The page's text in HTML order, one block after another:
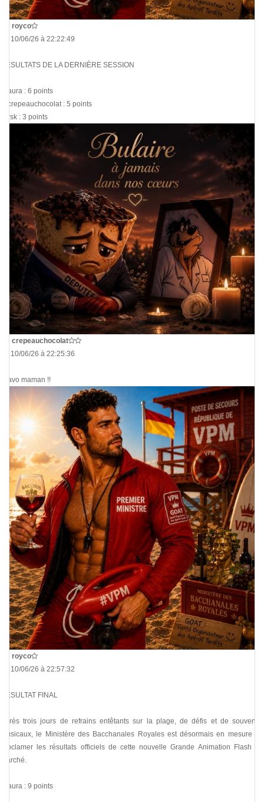
royco
Le 10/06/26 à 22:22:49
RÉSULTATS DE LA DERNIÈRE SESSION
@aura : 6 points
@crepeauchocolat : 5 points
@rsk : 3 points
crepeauchocolat
Le 10/06/26 à 22:25:36
Bravo maman !!
royco
Le 10/06/26 à 22:57:32
RÉSULTAT FINAL
Après trois jours de refrains entêtants sur la plage, de défis et de souvenirs
musicaux, le Ministère des Bacchanales Royales est désormais en mesure de
proclamer les résultats officiels de cette nouvelle Grande Animation Flash du
Marché.
@aura : 9 points